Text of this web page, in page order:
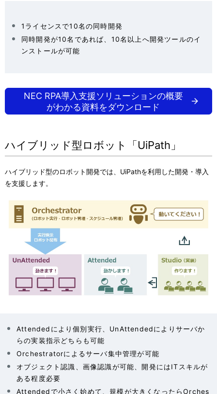
1ライセンスで10名の同時開発
同時開発が10名であれば、10名以上へ開発ツールのイ
ンストールが可能
NEC RPA導入支援ソリューションの概要
がわかる資料をダウンロード
ハイブリッド型ロボット「UiPath」
ハイブリッド型のロボット開発では、UiPathを利用した開発・導入
を支援します。
Attendedにより個別実行、UnAttendedによりサーバか
らの実装指示どちらも可能
Orchestratorによるサーバ集中管理が可能
オブジェクト認識、画像認識が可能、開発にはITスキルが
ある程度必要
Attendedで小さく始めて、規模が大きくなったらOrches